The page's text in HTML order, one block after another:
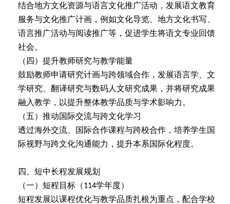
结合地方文化资源与语言文化推广活动，发展语文教育
服务与文化推广计画，例如文化导览、地方文化书写、
语言推广活动与阅读推广等，促进学生将语文专业回馈
社会。
（四）提升教师研究与教学能量
鼓励教师申请研究计画与跨领域合作，发展语言学、文
学研究、翻译研究与数码人文研究成果，并将研究成果
融入教学，以提升整体教学品质与学术影响力。
（五）推动国际交流与跨文化学习
透过海外交流、国际合作课程与跨校合作，培养学生国
际视野与跨文化沟通能力，提升本系国际化程度。
四、短中长程发展规划
（一）短程目标（114学年度）
短程发展以课程优化与教学品质扎根为重点，配合学校